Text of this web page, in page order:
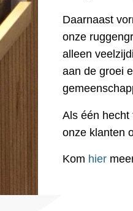
Daarnaast
onze
alleen
aan de groei
Als één hecht
onze klanten
Kom hier